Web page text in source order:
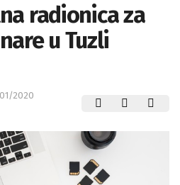
radionica za
u Tuzli
2020